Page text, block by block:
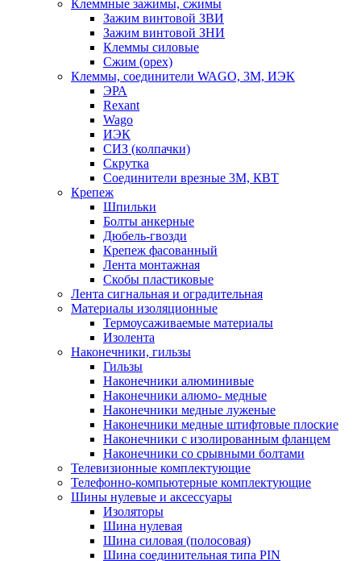
Клеммные зажимы, сжимы
Зажим винтовой ЗВИ
Зажим винтовой ЗНИ
Клеммы силовые
Сжим (орех)
Клеммы, соединители WAGO, 3M, ИЭК
ЭРА
Rexant
Wago
ИЭК
СИЗ (колпачки)
Скрутка
Соединители врезные 3M, КВТ
Крепеж
Шпильки
Болты анкерные
Дюбель-гвозди
Крепеж фасованный
Лента монтажная
Скобы пластиковые
Лента сигнальная и оградительная
Материалы изоляционные
Термоусаживаемые матeриалы
Изолента
Наконечники, гильзы
Гильзы
Наконечники алюминивые
Наконечники алюмо- медные
Наконечники медные луженые
Наконечники медные штифтовые плоские
Наконечники с изолированным фланцем
Наконечники со срывными болтами
Телевизионные комплектующие
Телефонно-компьютерные комплектующие
Шины нулевые и аксессуары
Изоляторы
Шина нулевая
Шина силовая (полосовая)
Шина соединительная типа PIN